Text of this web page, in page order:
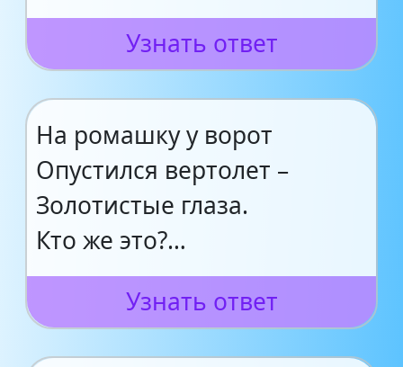
Узнать ответ
На ромашку у ворот
Опустился вертолет –
Золотистые глаза.
Кто же это?…
Узнать ответ